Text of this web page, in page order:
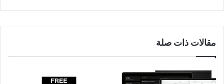
مقالات ذات صلة